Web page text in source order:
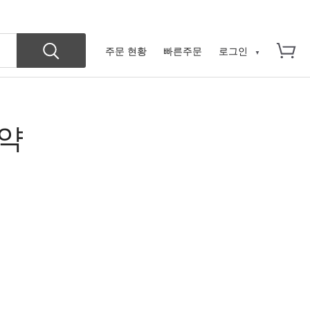
주문 현황 빠른주문 로그인